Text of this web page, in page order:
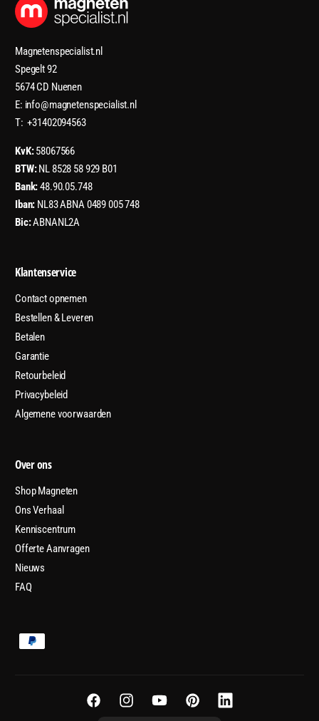
Magnetenspecialist.nl
Spegelt 92
5674 CD Nuenen
E: info@magnetenspecialist.nl
T: +31402094563
KvK:58067566
BTW:NL 8528 58 929 B01
Bank:48.90.05.748
Iban: NL83 ABNA 0489 005 748
Bic:ABNANL2A
Klantenservice
Contact opnemen
Bestellen & Leveren
Betalen
Garantie
Retourbeleid
Privacybeleid
Algemene voorwaarden
Over ons
Shop Magneten
Ons Verhaal
Kenniscentrum
Offerte Aanvragen
Nieuws
FAQ
F I Y P L